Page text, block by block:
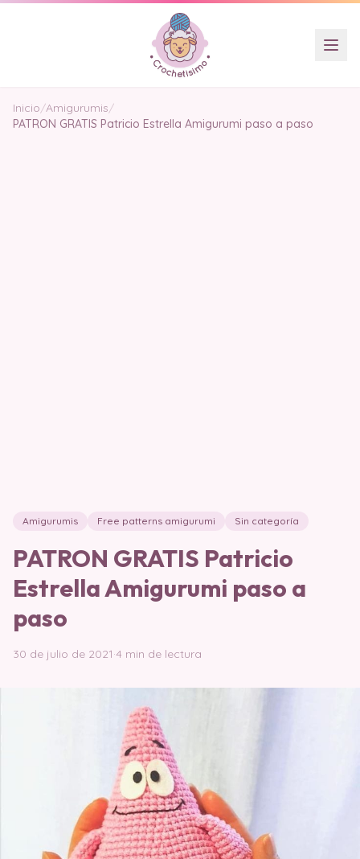
Inicio/Amigurumis/
PATRON GRATIS Patricio Estrella Amigurumi paso a paso
Amigurumis Free patterns amigurumi Sin categoría
PATRON GRATIS Patricio
Estrella Amigurumi paso a
paso
30 de julio de 2021·4 min de lectura